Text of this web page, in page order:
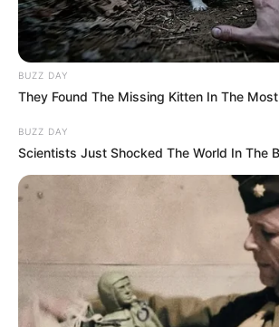
BUZZ DAY
They Found The Missing Kitten In The
BUZZ DAY
Scientists Just Shocked The World In The